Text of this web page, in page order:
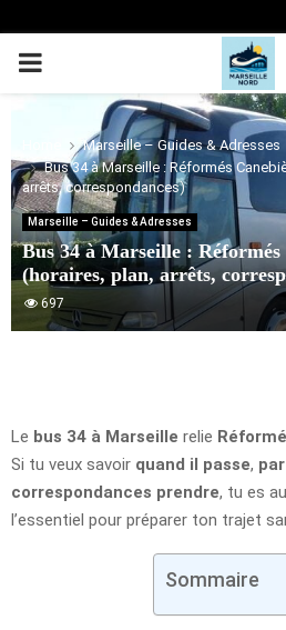
PRIMARY
Marseille – Guides & Adresses
Bus 34 à Marseille : Réformés
arrêts, correspondances)
Marseille – Guides & Adresses
Bus 34 à Marseille :
(horaires, plan, arrêts,
697
Le bus 34 à Marseille relie
Si tu veux savoir quand il passe,
correspondances prendre, tu es
l’essentiel pour préparer ton trajet
Sommaire